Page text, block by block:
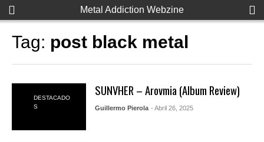
Metal Addiction Webzine
Tag: post black metal
DESTACADO
S
SUNVHER – Arovmia (Album Review)
Guillermo Pierola - Abril 26, 2025